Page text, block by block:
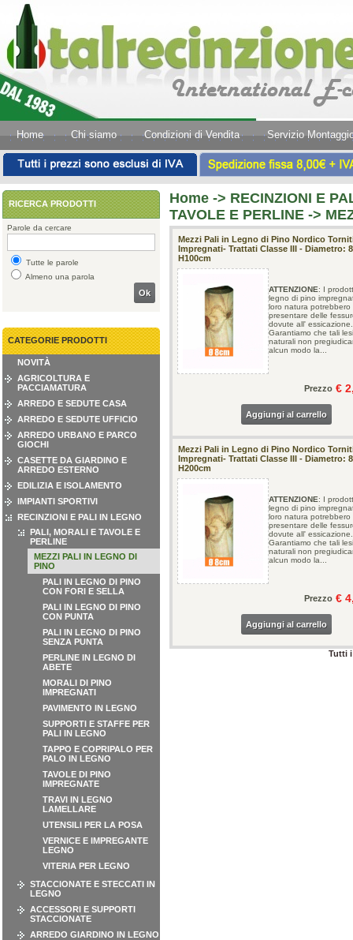
Home Chi siamo Condizioni di Vendita Servizio
RICERCA PRODOTTI
Parole da cercare
Tutte le parole
Almeno una parola
Ok
CATEGORIE PRODOTTI
NOVITÀ
AGRICOLTURA E
PACCIAMATURA
ARREDO E SEDUTE CASA
ARREDO E SEDUTE UFFICIO
ARREDO URBANO E PARCO
GIOCHI
CASETTE DA GIARDINO E
ARREDO ESTERNO
EDILIZIA E ISOLAMENTO
IMPIANTI SPORTIVI
RECINZIONI E PALI IN LEGNO
PALI, MORALI E TAVOLE E
PERLINE
MEZZI PALI IN LEGNO DI
PINO
PALI IN LEGNO DI PINO
CON FORI E SELLA
PALI IN LEGNO DI PINO
CON PUNTA
PALI IN LEGNO DI PINO
SENZA PUNTA
PERLINE IN LEGNO DI
ABETE
MORALI DI PINO
IMPREGNATI
PAVIMENTO IN LEGNO
SUPPORTI E STAFFE PER
PALI IN LEGNO
TAPPO E COPRIPALO PER
PALO IN LEGNO
TAVOLE DI PINO
IMPREGNATE
TRAVI IN LEGNO
LAMELLARE
UTENSILI PER LA POSA
VERNICE E IMPREGANTE
LEGNO
VITERIA PER LEGNO
STACCIONATE E STECCATI IN
LEGNO
ACCESSORI E SUPPORTI
STACCIONATE
ARREDO GIARDINO IN LEGNO
Home -> RECINZIONI E
TAVOLE E PERLINE ->
Mezzi Pali in Legno di Pino Nordico
Impregnati- Trattati Classe III - Diametro:
H100cm
ATTENZIONE: I
legno di pino
loro natura potrebbero
presentare delle
dovute all' essicazione.
Garantiamo che tali
naturali non
alcun modo la...
Prezzo €
Aggiungi al carrello
Mezzi Pali in Legno di Pino Nordico
Impregnati- Trattati Classe III - Diametro:
H200cm
ATTENZIONE: I
legno di pino
loro natura potrebbero
presentare delle
dovute all' essicazione.
Garantiamo che tali
naturali non
alcun modo la...
Prezzo €
Aggiungi al carrello
Tutti